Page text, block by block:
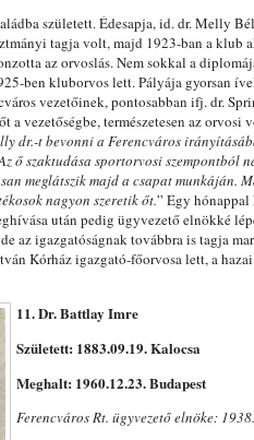
született. Édesapja, id. dr. Melly
tagja volt, majd 1923-ban a klub
az orvoslás. Nem sokkal a
ben kluborvos lett. Pályája gyorsan
vezetőinek, pontosabban ifj. dr.
vezetőségbe, természetesen az orvosi
dr.-tbevonnia Ferencváros
őszaktudása sportorvosiszempontból
meglátszikmajda csapatmunkáján.
nagyon szeretikőt.” Egy
után pedig ügyvezető elnökké
az igazgatóságnak továbbra is tagja
Kórház igazgató-főorvosa lett, a
11. Dr. Battlay Imre
Született: 1883.09.19. Kalocsa
Meghalt: 1960.12.23. Budapest
Ferencváros Rt. ügyvezető elnöke: